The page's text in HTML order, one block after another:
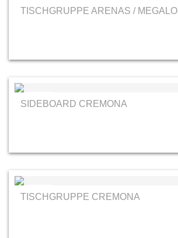
MCA
TISCHGRUPPE ARENAS / MEGALO
RMW
SIDEBOARD CREMONA
RMW
TISCHGRUPPE CREMONA